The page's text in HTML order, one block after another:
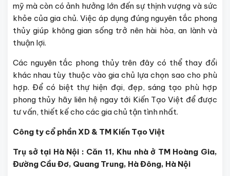
mỹ mà còn có ảnh hưởng lớn đến sự thịnh vượng và sức
khỏe của gia chủ. Việc áp dụng đúng nguyên tắc phong
thủy giúp không gian sống trở nên hài hòa, an lành và
thuận lợi.
Các nguyên tắc phong thủy trên đây có thể thay đổi
khác nhau tùy thuộc vào gia chủ lựa chọn sao cho phù
hợp. Để có biệt thự hiện đại, đẹp, sáng tạo phù hợp
phong thủy hãy liên hệ ngay tới Kiến Tạo Việt để được
tư vấn, thiết kế cho các gia chủ tận tình nhất.
Công ty cổ phần XD & TM Kiến Tạo Việt
Trụ sở tại Hà Nội : Căn 11, Khu nhà ở TM Hoàng Gia,
Đường Cầu Đơ, Quang Trung, Hà Đông, Hà Nội